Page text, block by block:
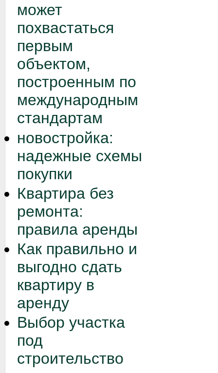
может
похвастаться
первым
объектом,
построенным по
международным
стандартам
новостройка:
надежные схемы
покупки
Квартира без
ремонта:
правила аренды
Как правильно и
выгодно сдать
квартиру в
аренду
Выбор участка
под
строительство